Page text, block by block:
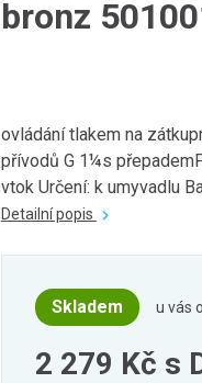
bronz
ovládání tlakem na
přívodů G 1¼s
vtok Určení: k umyvadlu
Detailní popis
Skladem u vás
2 279 Kč s